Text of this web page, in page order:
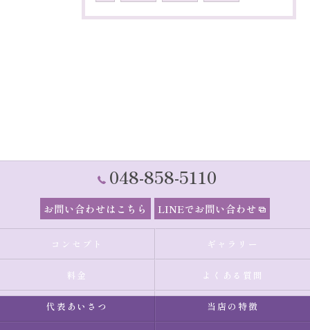
048-858-5110
お問い合わせはこちら LINEでお問い合わせ
コンセプト ギャラリー
料金 よくある質問
代表あいさつ 当店の特徴